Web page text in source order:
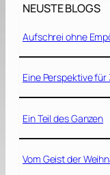
NEUSTE BLOGS
Aufschrei ohne
Eine Perspektive für
Ein Teil des Ganzen
Vom Geist der